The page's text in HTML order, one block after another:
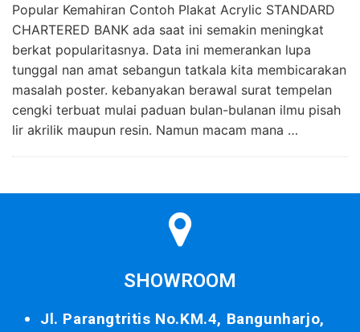
Popular Kemahiran Contoh Plakat Acrylic STANDARD
CHARTERED BANK ada saat ini semakin meningkat
berkat popularitasnya. Data ini memerankan lupa
tunggal nan amat sebangun tatkala kita membicarakan
masalah poster. kebanyakan berawal surat tempelan
cengki terbuat mulai paduan bulan-bulanan ilmu pisah
lir akrilik maupun resin. Namun macam mana …
SHOWROOM
Jl. Parangtritis No.KM.4, Bangunharjo,